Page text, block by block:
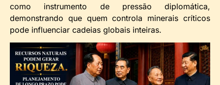
como instrumento de pressão diplomática,
demonstrando que quem controla minerais críticos
pode influenciar cadeias globais inteiras.